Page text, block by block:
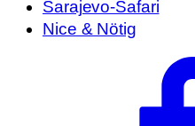
Sarajevo-Safari
Nice & Nötig